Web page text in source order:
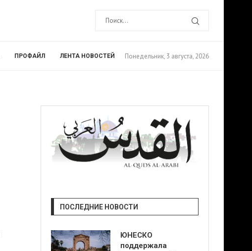
ПРОФАЙЛ ЛЕНТА НОВОСТЕЙ Понедельник, 3 августа, 2026
ПОСЛЕДНИЕ НОВОСТИ
ЮНЕСКО
поддержала